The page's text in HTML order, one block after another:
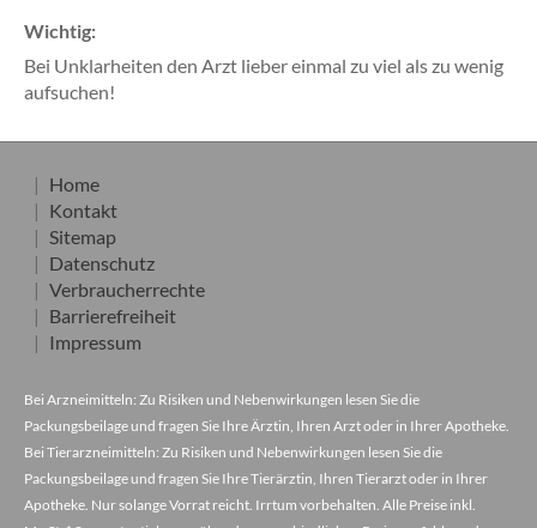
Wichtig:
Bei Unklarheiten den Arzt lieber einmal zu viel als zu wenig
aufsuchen!
Home
Kontakt
Sitemap
Datenschutz
Verbraucherrechte
Barrierefreiheit
Impressum
Bei Arzneimitteln: Zu Risiken und Nebenwirkungen lesen Sie die
Packungsbeilage und fragen Sie Ihre Ärztin, Ihren Arzt oder in Ihrer Apotheke.
Bei Tierarzneimitteln: Zu Risiken und Nebenwirkungen lesen Sie die
Packungsbeilage und fragen Sie Ihre Tierärztin, Ihren Tierarzt oder in Ihrer
Apotheke. Nur solange Vorrat reicht. Irrtum vorbehalten. Alle Preise inkl.